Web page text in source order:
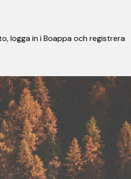
logga in i Boappa och registrera